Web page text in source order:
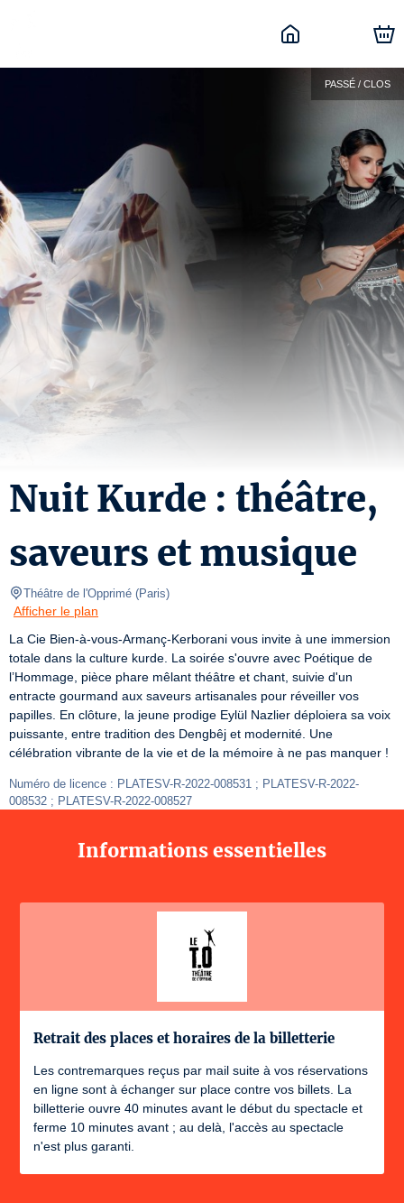
PASSÉ / CLOS
Nuit Kurde : théâtre,
saveurs et musique
Théâtre de l'Opprimé (Paris)
Afficher le plan
La Cie Bien-à-vous-Armanç-Kerborani vous invite à une immersion
totale dans la culture kurde. La soirée s'ouvre avec Poétique de
l’Hommage, pièce phare mêlant théâtre et chant, suivie d'un
entracte gourmand aux saveurs artisanales pour réveiller vos
papilles. En clôture, la jeune prodige Eylül Nazlier déploiera sa voix
puissante, entre tradition des Dengbêj et modernité. Une
célébration vibrante de la vie et de la mémoire à ne pas manquer !
Numéro de licence : PLATESV-R-2022-008531 ; PLATESV-R-2022-
008532 ; PLATESV-R-2022-008527
Informations essentielles
Retrait des places et horaires de la billetterie
Les contremarques reçus par mail suite à vos réservations
en ligne sont à échanger sur place contre vos billets. La
billetterie ouvre 40 minutes avant le début du spectacle et
ferme 10 minutes avant ; au delà, l'accès au spectacle
n'est plus garanti.